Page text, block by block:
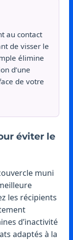
au contact
de visser le
élimine
d’une
de votre
éviter le
muni
les récipients
d’inactivité
adaptés à la